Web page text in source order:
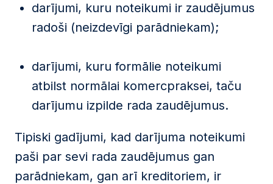
darījumi, kuru noteikumi ir zaudējumus
radoši (neizdevīgi parādniekam);
darījumi, kuru formālie noteikumi
atbilst normālai komercpraksei, taču
darījumu izpilde rada zaudējumus.
Tipiski gadījumi, kad darījuma noteikumi
paši par sevi rada zaudējumus gan
parādniekam, gan arī kreditoriem, ir